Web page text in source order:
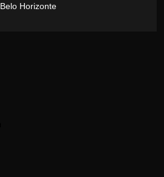
Belo Horizonte